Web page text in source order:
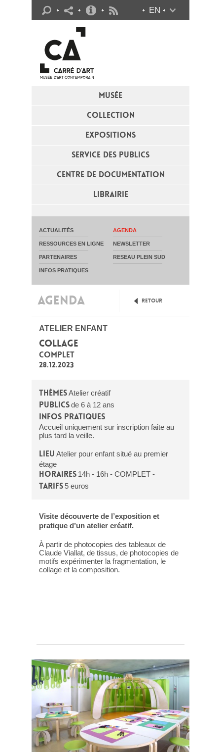
MUSÉE
COLLECTION
EXPOSITIONS
SERVICE DES PUBLICS
CENTRE DE DOCUMENTATION
LIBRAIRIE
EN
ACTUALITÉS AGENDA
RESSOURCES EN LIGNE NEWSLETTER
PARTENAIRES RESEAU PLEIN SUD
INFOS PRATIQUES
Infos pratiques
AGENDA Retour
ATELIER ENFANT
COLLAGE
COMPLET
28.12.2023
ThèmesAtelier créatif
Publicsde 6 à 12 ans
Infos pratiques
Accueil uniquement sur inscription faite au
plus tard la veille.
Lieu Atelier pour enfant situé au premier
étage
Horaires 14h - 16h - COMPLET -
Tarifs 5 euros
Visite découverte de l’exposition et
pratique d’un atelier créatif.
À partir de photocopies des tableaux de
Claude Viallat, de tissus, de photocopies de
motifs expérimenter la fragmentation, le
collage et la composition.